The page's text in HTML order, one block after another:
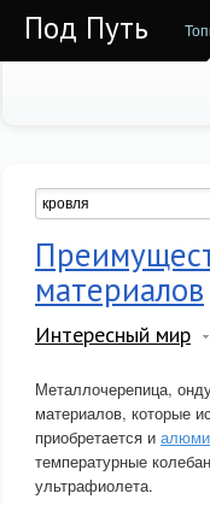
Под Путь
материалов
Интересный мир
Металлочерепица,
материалов, которые
приобретается и
температурные
ультрафиолета.